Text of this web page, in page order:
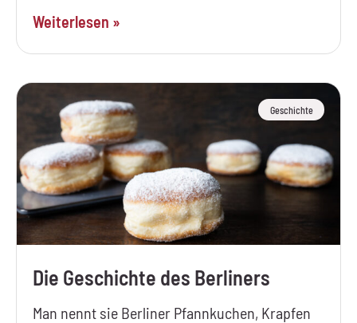
Weiterlesen »
Geschichte
Die Geschichte des Berliners
Man nennt sie Berliner Pfannkuchen, Krapfen